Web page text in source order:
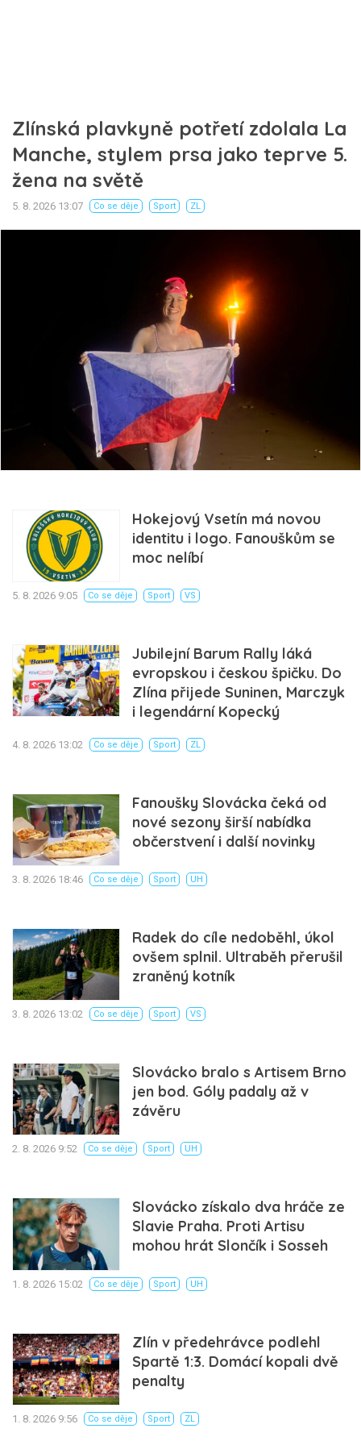
Zlínská plavkyně potřetí zdolala La
Manche, stylem prsa jako teprve 5.
žena na světě
5. 8. 2026 13:07 Co se děje Sport ZL
Hokejový Vsetín má novou
identitu i logo. Fanouškům se
moc nelíbí
5. 8. 2026 9:05 Co se děje Sport VS
Jubilejní Barum Rally láká
evropskou i českou špičku. Do
Zlína přijede Suninen, Marczyk
i legendární Kopecký
4. 8. 2026 13:02 Co se děje Sport ZL
Fanoušky Slovácka čeká od
nové sezony širší nabídka
občerstvení i další novinky
3. 8. 2026 18:46 Co se děje Sport UH
Radek do cíle nedoběhl, úkol
ovšem splnil. Ultraběh přerušil
zraněný kotník
3. 8. 2026 13:02 Co se děje Sport VS
Slovácko bralo s Artisem Brno
jen bod. Góly padaly až v
závěru
2. 8. 2026 9:52 Co se děje Sport UH
Slovácko získalo dva hráče ze
Slavie Praha. Proti Artisu
mohou hrát Slončík i Sosseh
1. 8. 2026 15:02 Co se děje Sport UH
Zlín v předehrávce podlehl
Spartě 1:3. Domácí kopali dvě
penalty
1. 8. 2026 9:56 Co se děje Sport ZL